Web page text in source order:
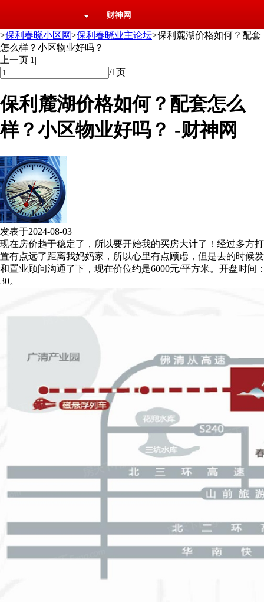
财神网
>保利春晓小区网>保利春晓业主论坛>保利麓湖价格如何？配套
怎么样？小区物业好吗？
上一页|1 |
/1页
保利麓湖价格如何？配套怎么
样？小区物业好吗？ -财神网
发表于2024-08-03
现在房价趋于稳定了，所以要开始我的买房大计了！经过多方
置有点远了距离我妈妈家，所以心里有点顾虑，但是去的时候
和置业顾问沟通了下，现在价位约是6000元/平方米。开盘时间
30。